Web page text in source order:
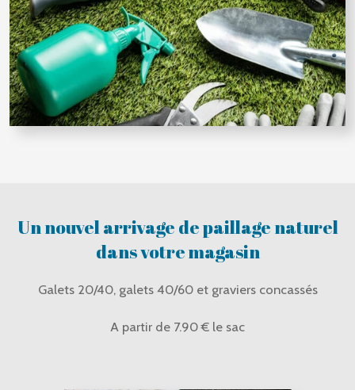
Un nouvel arrivage de paillage naturel
dans votre magasin
Galets 20/40, galets 40/60 et graviers concassés
A partir de 7.90 € le sac